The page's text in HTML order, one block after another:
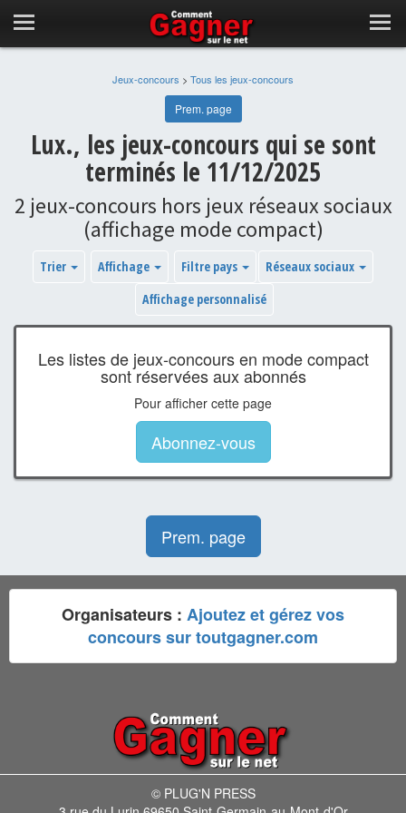
Jeux-concours > Tous les jeux-concours
Prem. page
Lux., les jeux-concours qui se sont
terminés le 11/12/2025
2 jeux-concours hors jeux réseaux sociaux
(affichage mode compact)
Trier Affichage Filtre pays
Réseaux sociaux
Affichage personnalisé
Les listes de jeux-concours en mode compact
sont réservées aux abonnés
Pour afficher cette page
Abonnez-vous
Prem. page
Organisateurs : Ajoutez et gérez vos
concours sur toutgagner.com
© PLUG'N PRESS